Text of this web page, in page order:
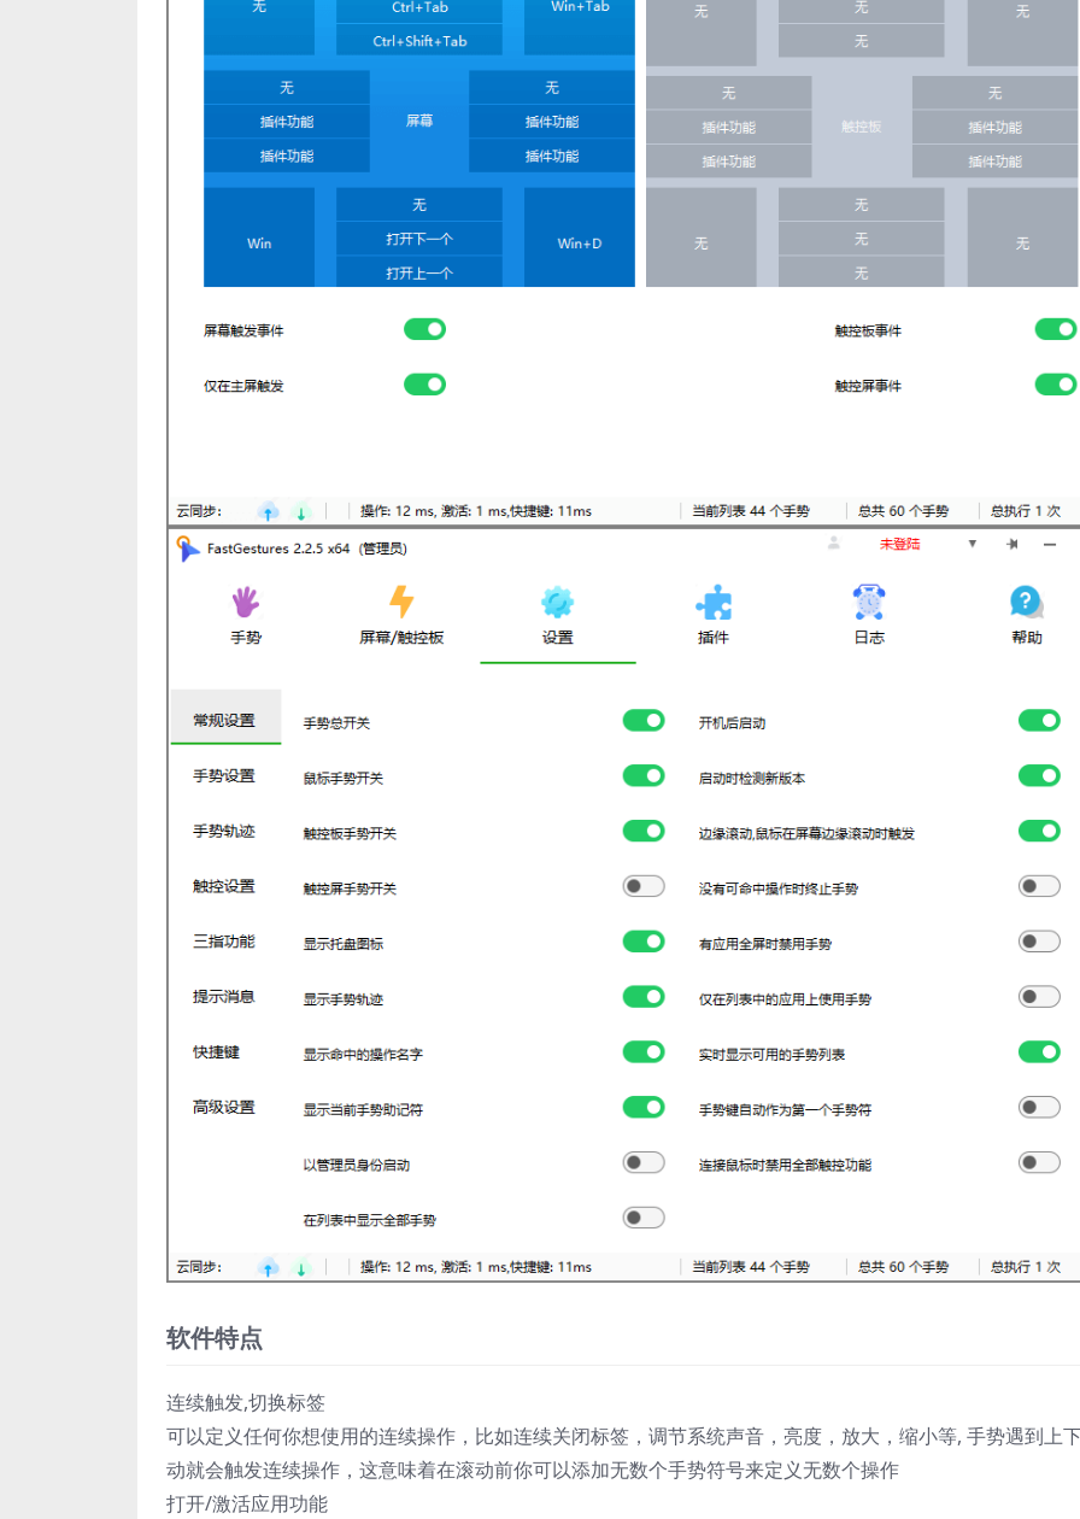
软件特点
连续触发,切换标签
可以定义任何你想使用的连续操作，比如连续关闭标签，调节系统声音，亮度，放大，缩小等, 手势遇到上
动就会触发连续操作，这意味着在滚动前你可以添加无数个手势符号来定义无数个操作
打开/激活应用功能